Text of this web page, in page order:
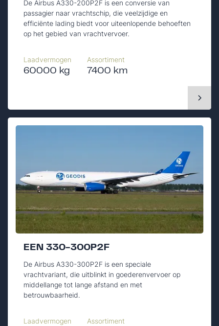
De Airbus A330-200P2F is een conversie van
passagier naar vrachtschip, die veelzijdige en
efficiënte lading biedt voor uiteenlopende behoeften
op het gebied van vrachtvervoer.
Laadvermogen
60000 kg
Assortiment
7400 km
EEN 330-300P2F
De Airbus A330-300P2F is een speciale
vrachtvariant, die uitblinkt in goederenvervoer op
middellange tot lange afstand en met
betrouwbaarheid.
Laadvermogen
Assortiment